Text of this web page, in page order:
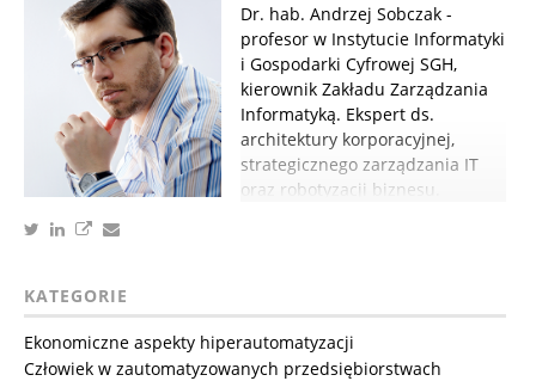
Dr. hab. Andrzej Sobczak -
profesor w Instytucie Informatyki
i Gospodarki Cyfrowej SGH,
kierownik Zakładu Zarządzania
Informatyką. Ekspert ds.
architektury korporacyjnej,
strategicznego zarządzania IT
oraz robotyzacji biznesu.
KATEGORIE
Ekonomiczne aspekty hiperautomatyzacji
Człowiek w zautomatyzowanych przedsiębiorstwach